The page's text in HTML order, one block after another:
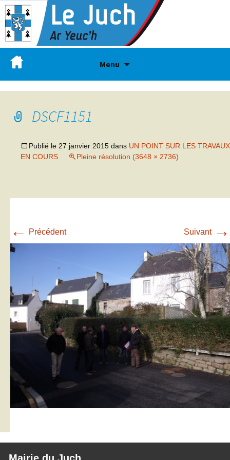
Menu
DSCF1151
Publié le 27 janvier 2015 dans UN POINT SUR LES TRAVAUX
EN COURS
Pleine résolution (3648 × 2736)
← Précédent Suivant →